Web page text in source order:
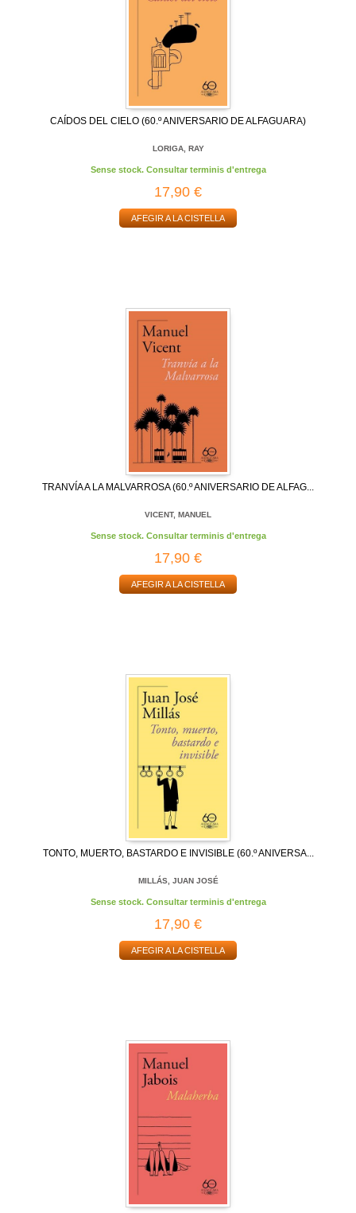
CAÍDOS DEL CIELO (60.º ANIVERSARIO DE ALFAGUARA)
LORIGA, RAY
Sense stock. Consultar terminis d'entrega
17,90 €
AFEGIR A LA CISTELLA
TRANVÍA A LA MALVARROSA (60.º ANIVERSARIO DE ALFAG...
VICENT, MANUEL
Sense stock. Consultar terminis d'entrega
17,90 €
AFEGIR A LA CISTELLA
TONTO, MUERTO, BASTARDO E INVISIBLE (60.º ANIVERSA...
MILLÁS, JUAN JOSÉ
Sense stock. Consultar terminis d'entrega
17,90 €
AFEGIR A LA CISTELLA